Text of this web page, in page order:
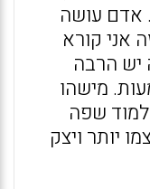
אדם עושה
אני קורא
יש הרבה
מישהו
שפה
יותר ויצק